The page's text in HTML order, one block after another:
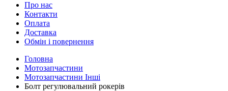
Про нас
Контакти
Оплата
Доставка
Обмін і повернення
Головна
Мотозапчастини
Мотозапчастини Інші
Болт регулювальний рокерів